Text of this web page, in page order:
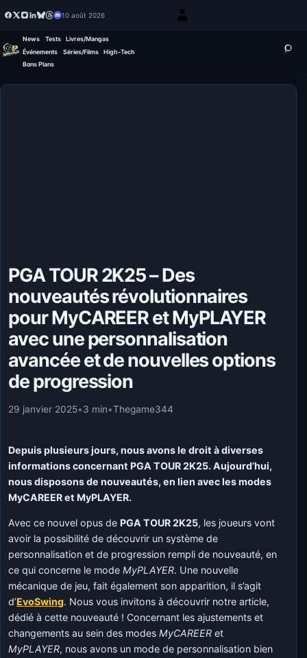
10 août 2026
News Tests
Livres/Mangas
Événements
Séries/Films
High-Tech
Bons Plans
PGA TOUR 2K25 – Des
nouveautés révolutionnaires
pour MyCAREER et MyPLAYER
avec une personnalisation
avancée et de nouvelles options
de progression
29 janvier 2025•3 min•Thegame344
Depuis plusieurs jours, nous avons le droit à diverses
informations concernant PGA TOUR 2K25. Aujourd’hui,
nous disposons de nouveautés, en lien avec les modes
MyCAREER et MyPLAYER.
Avec ce nouvel opus de PGA TOUR 2K25, les joueurs vont
avoir la possibilité de découvrir un système de
personnalisation et de progression rempli de nouveauté, en
ce qui concerne le modeMyPLAYER. Une nouvelle
mécanique de jeu, fait également son apparition, il s’agit
d’EvoSwing. Nous vous invitons à découvrir notre article,
dédié à cette nouveauté ! Concernant les ajustements et
changements au sein des modesMyCAREER et
MyPLAYER, nous avons un mode de personnalisation bien